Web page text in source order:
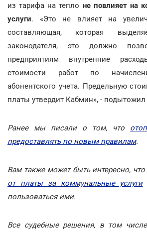
из тарифа на тепло не повлияет на
услуги. «Это не влияет на
составляющая, которая
законодателя, это должно
предприятиям внутренние
стоимости работ по
абонентского учета. Предельную
платы утвердит Кабмин», - подытожил
Ранее мы писали о том, что
предоставлять по новым правилам.
Вам также может быть интересно,
от платы за коммунальные услуги
пользоваться ими.
Все судебные решения, в том